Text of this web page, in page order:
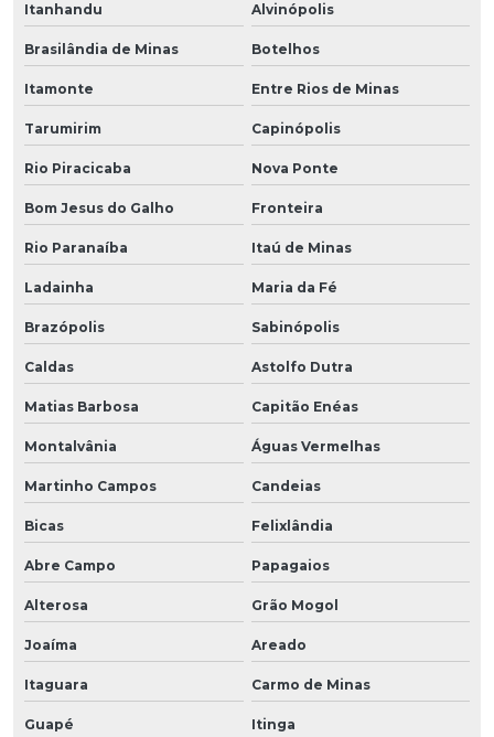
Itanhandu Alvinópolis
Brasilândia de Minas Botelhos
Itamonte Entre Rios de Minas
Tarumirim Capinópolis
Rio Piracicaba Nova Ponte
Bom Jesus do Galho Fronteira
Rio Paranaíba Itaú de Minas
Ladainha Maria da Fé
Brazópolis Sabinópolis
Caldas Astolfo Dutra
Matias Barbosa Capitão Enéas
Montalvânia Águas Vermelhas
Martinho Campos Candeias
Bicas Felixlândia
Abre Campo Papagaios
Alterosa Grão Mogol
Joaíma Areado
Itaguara Carmo de Minas
Guapé Itinga